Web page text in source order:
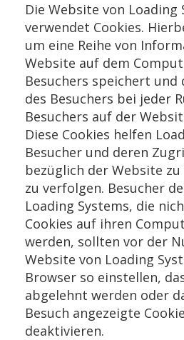
Die Website von Loading
verwendet Cookies.
um eine Reihe von
Website auf dem
Besuchers speichert und
des Besuchers bei jeder
Besuchers auf der
Diese Cookies helfen
Besucher und deren
bezüglich der Website
zu verfolgen. Besucher
Loading Systems, die
Cookies auf ihren
werden, sollten vor der
Website von Loading
Browser so einstellen,
abgelehnt werden oder
Besuch angezeigte
deaktivieren.